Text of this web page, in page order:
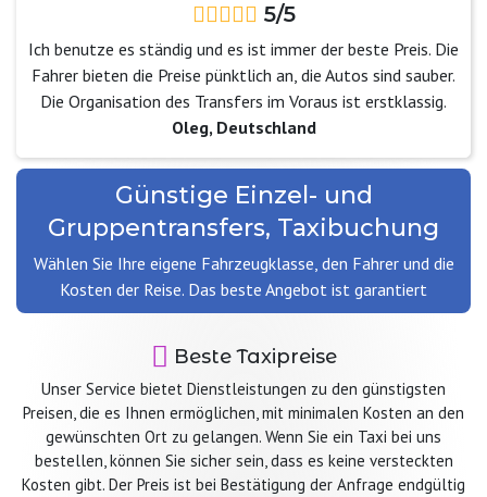
5/5
Ich benutze es ständig und es ist immer der beste Preis. Die
Fahrer bieten die Preise pünktlich an, die Autos sind sauber.
Die Organisation des Transfers im Voraus ist erstklassig.
Oleg, Deutschland
Günstige Einzel- und
Gruppentransfers, Taxibuchung
Wählen Sie Ihre eigene Fahrzeugklasse, den Fahrer und die
Kosten der Reise. Das beste Angebot ist garantiert
Beste Taxipreise
Unser Service bietet Dienstleistungen zu den günstigsten
Preisen, die es Ihnen ermöglichen, mit minimalen Kosten an den
gewünschten Ort zu gelangen. Wenn Sie ein Taxi bei uns
bestellen, können Sie sicher sein, dass es keine versteckten
Kosten gibt. Der Preis ist bei Bestätigung der Anfrage endgültig